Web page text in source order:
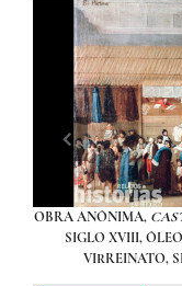
OBRA ANÓNIMA,
SIGLO XVIII,
VIRREINATO,